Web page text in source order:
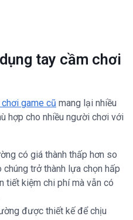
tay cầm chơi
game cũ mang lại nhiều
hợp cho nhiều người chơi với
có giá thành thấp hơn so
trở thành lựa chọn hấp
tiết kiệm chi phí mà vẫn có
được thiết kế để chịu